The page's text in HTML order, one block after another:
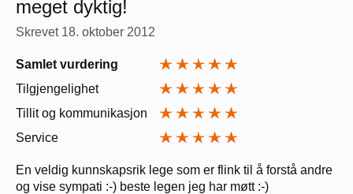
meget dyktig!
Skrevet 18. oktober 2012
Samlet vurdering
Tilgjengelighet
Tillit og kommunikasjon
Service
En veldig kunnskapsrik lege som er flink til å forstå andre
og vise sympati :-) beste legen jeg har møtt :-)